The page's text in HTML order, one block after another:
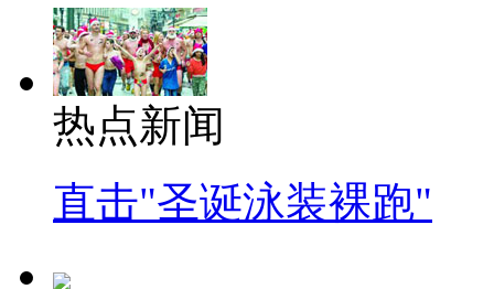
热点新闻
直击"圣诞泳装裸跑"